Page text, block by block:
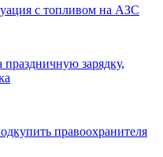
с топливом на АЗС
зарядку,
правоохранителя